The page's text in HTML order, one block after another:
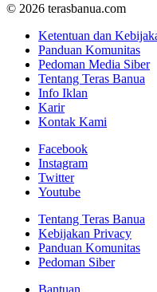
© 2026 terasbanua.com
Ketentuan dan
Panduan Komunitas
Pedoman Media Siber
Tentang Teras Banua
Info Iklan
Karir
Kontak Kami
Facebook
Instagram
Twitter
Youtube
Tentang Teras Banua
Kebijakan Privacy
Panduan Komunitas
Pedoman Siber
Bantuan